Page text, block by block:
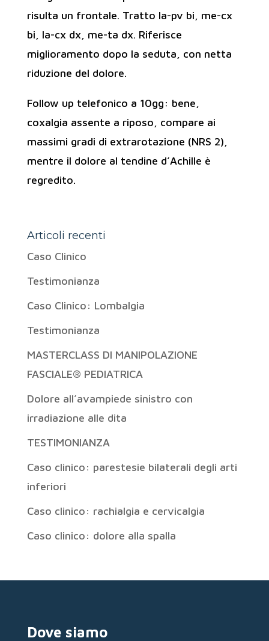
risulta un frontale. Tratto la-pv bi, me-cx
bi, la-cx dx, me-ta dx. Riferisce
miglioramento dopo la seduta, con netta
riduzione del dolore.
Follow up telefonico a 10gg: bene,
coxalgia assente a riposo, compare ai
massimi gradi di extrarotazione (NRS 2),
mentre il dolore al tendine d’Achille è
regredito.
Articoli recenti
Caso Clinico
Testimonianza
Caso Clinico: Lombalgia
Testimonianza
MASTERCLASS DI MANIPOLAZIONE
FASCIALE® PEDIATRICA
Dolore all’avampiede sinistro con
irradiazione alle dita
TESTIMONIANZA
Caso clinico: parestesie bilaterali degli arti
inferiori
Caso clinico: rachialgia e cervicalgia
Caso clinico: dolore alla spalla
Dove siamo